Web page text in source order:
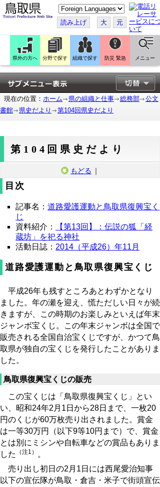
こ
の
ペ
ー
ジ
翻
訳
す
る
読み上げ 大 元
県外の方へ 分野で探す 組織で探す 防災 緊急 メニュー
現在の位置： ホーム 県の組織と仕事 総務部
公文
書館
県史だより 第104回県史だより
第104回県史だより
もどる ｜
目次
記事名：道路愛護運動と鳥取県復興宝く
じ
資料紹介：
【第13回】：伝説の狐「経
蔵坊」を祀る神社
活動日誌： 2014（平成26）年11月
道路愛護運動と鳥取県復興宝くじ
平成26年も残すところあとわずかとなり
ました。年の瀬を迎え、慌ただしい日々が続
きますが、この時期のお楽しみといえば年末
ジャンボ宝くじ。この年末ジャンボは全国で
販売される全国自治宝くじですが、かつて鳥
取県が独自の宝くじを発行したことがありま
した。
鳥取県復興宝くじの販売
この宝くじは「鳥取県復興宝くじ」とい
い、昭和24年2月1日から28日まで、一枚20
円のくじが60万枚売り出されました。賞金
は一等30万円（以下9等10円まで）で、賞金
とは別にミシンや自転車などの賞品もありま
した
（注1）
。
売り出し初日の2月1日には西尾愛治知事
以下の宣伝隊が鳥取・倉吉・米子で街頭宣伝